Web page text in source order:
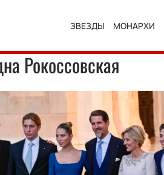
главную
ЗВЕЗДЫ МОНАРХИ
Рокоссовская